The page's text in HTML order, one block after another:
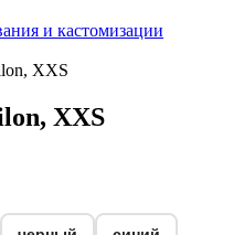
и кастомизации
XXS
XXS